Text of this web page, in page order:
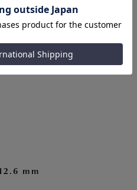
45mm対応はこちら
/ 8 / 7
mm